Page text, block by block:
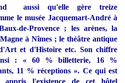
aussi qu'elle gère treize
le musée Jacquemart-André à
de-Provence ; les arènes, la
à Nîmes ; le théâtre antique
et d'Histoire etc. Son chiffre
: « 60 % billetterie, 16 %
11 % réceptions ». Ce qui est